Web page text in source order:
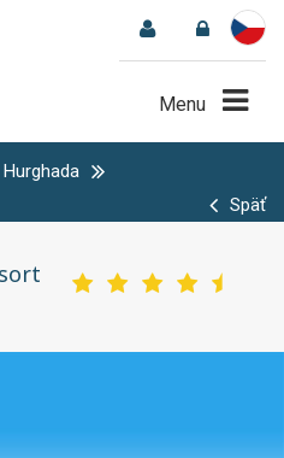
Menu
Hurghada
Späť